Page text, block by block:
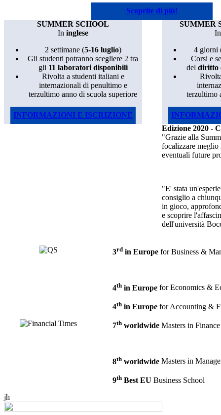
Scoprite di più!
SUMMER SCHOOL
In inglese
2 settimane (5-16 luglio)
Gli studenti potranno scegliere 2 tra
gli 11 laboratori disponibili
Rivolta a studenti italiani e
internazionali di penultimo e
terzultimo anno di scuola superiore
INFORMAZIONI E ISCRIZIONE
SUMMER
4 giorni
Corsi e
del diritto
terzultimo
Edizione 2020 -
"Grazie alla
focalizzare meglio
eventuali future
"E' stata
consiglio a
in gioco,
e scoprire
dell'università
3rd in Europe for Business &
4th in Europe for Economics &
4th in Europe for Accounting &
7th worldwide Masters in
8th worldwide Masters in
9th Best EU Business School
jh